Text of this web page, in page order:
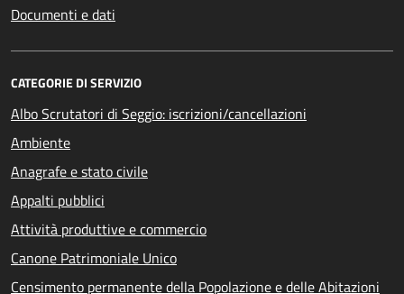
Documenti e dati
CATEGORIE DI SERVIZIO
Albo Scrutatori di Seggio: iscrizioni/cancellazioni
Ambiente
Anagrafe e stato civile
Appalti pubblici
Attività produttive e commercio
Canone Patrimoniale Unico
Censimento permanente della Popolazione e delle Abitazioni